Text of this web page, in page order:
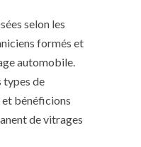
selon les
formés et
automobile.
types de
et bénéficions
de vitrages